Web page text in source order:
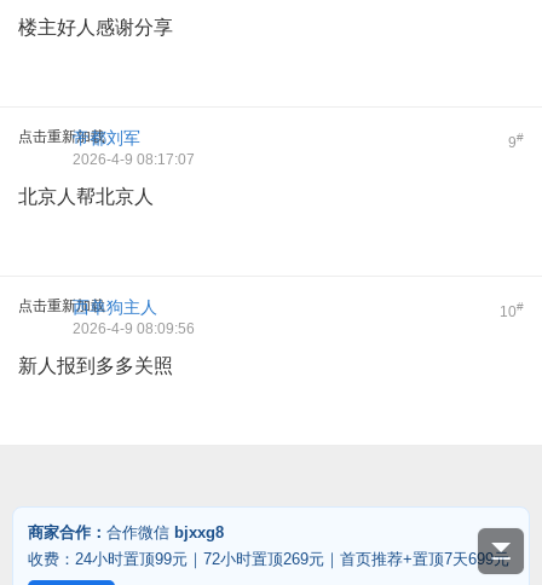
楼主好人感谢分享
点击重新加载 9#
帝都刘军
2026-4-9 08:17:07
北京人帮北京人
点击重新加载 10#
西单狗主人
2026-4-9 08:09:56
新人报到多多关照
商家合作： 合作微信 bjxxg8
收费：24小时置顶99元｜72小时置顶269元｜首页推荐+置顶7天699元